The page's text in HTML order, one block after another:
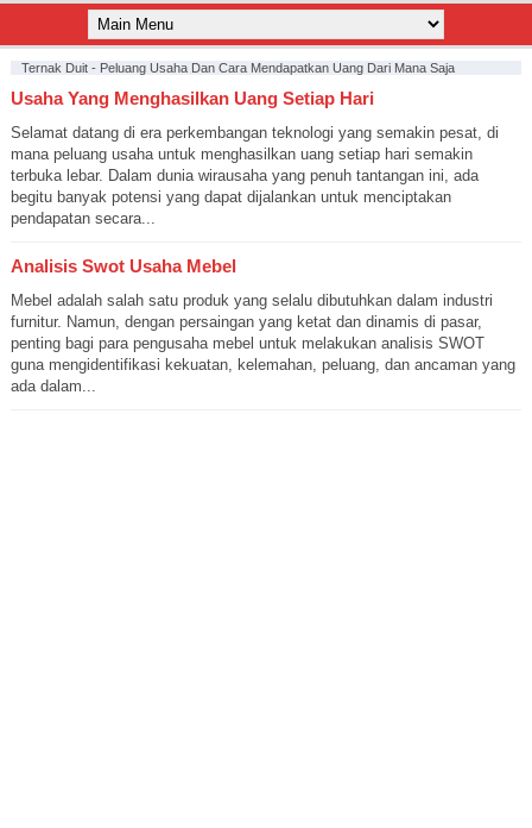
Ternak Duit - Peluang Usaha Dan Cara Mendapatkan Uang Dari Mana Saja
Usaha Yang Menghasilkan Uang Setiap Hari
Selamat datang di era perkembangan teknologi yang semakin pesat, di
mana peluang usaha untuk menghasilkan uang setiap hari semakin
terbuka lebar. Dalam dunia wirausaha yang penuh tantangan ini, ada
begitu banyak potensi yang dapat dijalankan untuk menciptakan
pendapatan secara...
Analisis Swot Usaha Mebel
Mebel adalah salah satu produk yang selalu dibutuhkan dalam industri
furnitur. Namun, dengan persaingan yang ketat dan dinamis di pasar,
penting bagi para pengusaha mebel untuk melakukan analisis SWOT
guna mengidentifikasi kekuatan, kelemahan, peluang, dan ancaman yang
ada dalam...